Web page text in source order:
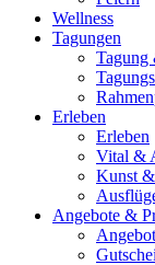
Wellness
Tagungen
Tagung
Erleben
Erleben
Vital &
Kunst
Angebote &